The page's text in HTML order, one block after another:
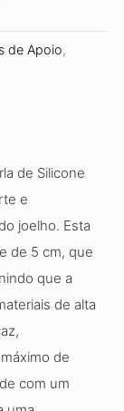
de Apoio,
de Silicone
e
joelho. Esta
de 5 cm, que
que a
de alta
de
com um